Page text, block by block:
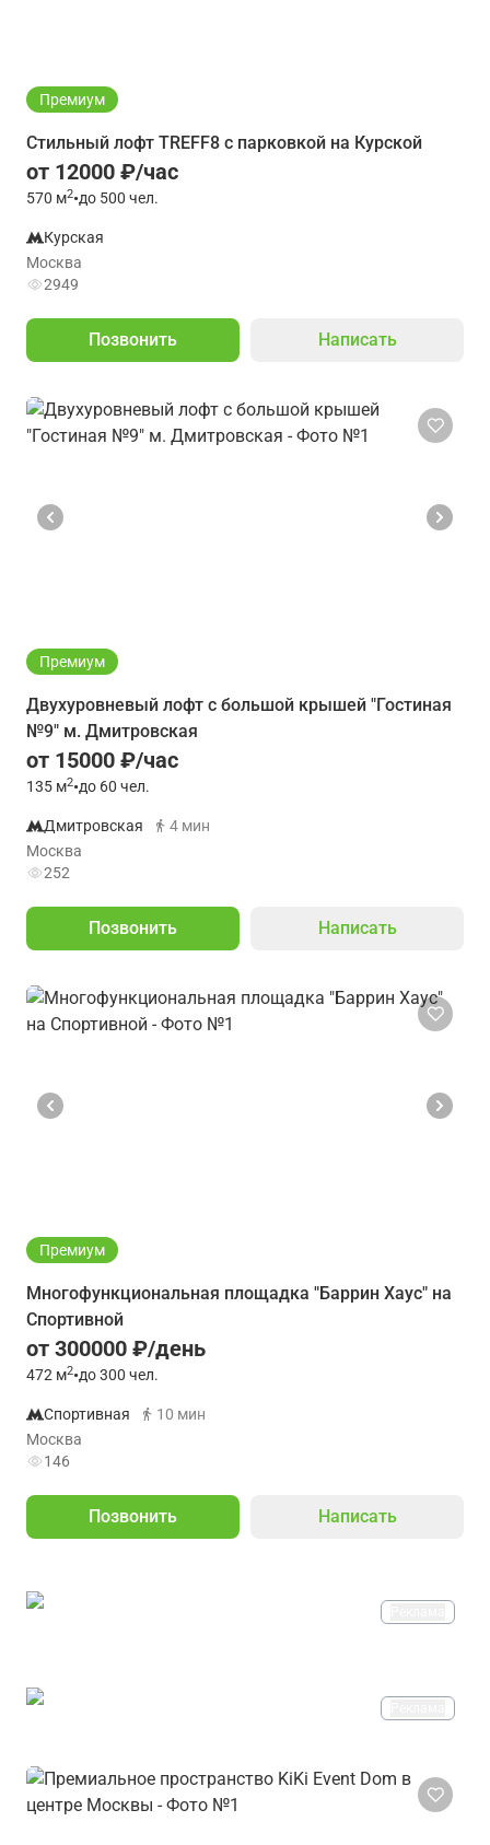
Премиум
Стильный лофт TREFF8 с парковкой на Курской
от 12000 ₽/час
570 м2•до 500 чел.
Курская
Москва
2949
Позвонить Написать
Премиум
Двухуровневый лофт с большой крышей "Гостиная
№9" м. Дмитровская
от 15000 ₽/час
135 м2•до 60 чел.
Дмитровская
4 мин
Москва
252
Позвонить Написать
Премиум
Многофункциональная площадка "Баррин Хаус" на
Спортивной
от 300000 ₽/день
472 м2•до 300 чел.
Спортивная
10 мин
Москва
146
Позвонить Написать